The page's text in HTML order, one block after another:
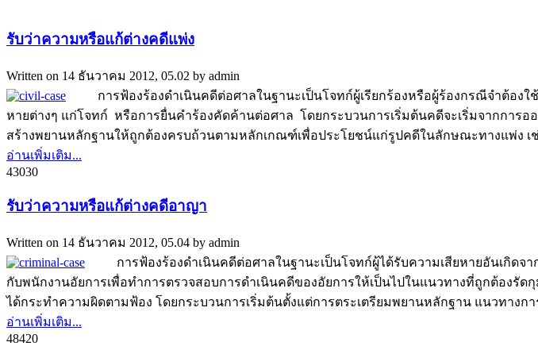
รับว่าความหรือแก้ต่างคดีแพ่ง
Written on 14 ธันวาคม 2012, 05.02 by admin
การฟ้องร้องดำเนินคดีต่อศาลในฐานะเป็นโจทก์ผู้เรียกร้องหรือผู้ร้องกรณีจำต้องใ
หายต่างๆ แก่โจทก์ หรือการยื่นคำร้องคัดค้านต่อศาล โดยกระบวนการเริ่มต้นคดีจะเริ่มจากการ
สร้างพยานหลักฐานให้ถูกต้องครบถ้วนตามหลักเกณฑ์เพื่อประโยชน์แก่รูปคดีในลักษณะทางแพ่ง เ
อ่านเพิ่มเติม...
43030
รับว่าความหรือแก้ต่างคดีอาญา
Written on 14 ธันวาคม 2012, 05.04 by admin
การฟ้องร้องดำเนินคดีต่อศาลในฐานะเป็นโจทก์ผู้ได้รับความเสียหายอันเกิดจา
กับพนักงานอัยการเพื่อทำการตรวจสอบการดำเนินคดีของอัยการให้เป็นไปในแนวทางที่ถูกต้องรั
ได้กระทำความผิดตามฟ้อง โดยกระบวนการเริ่มต้นตั้งแต่การตระเตรียมพยานหลักฐาน แนวทางก
อ่านเพิ่มเติม...
48420